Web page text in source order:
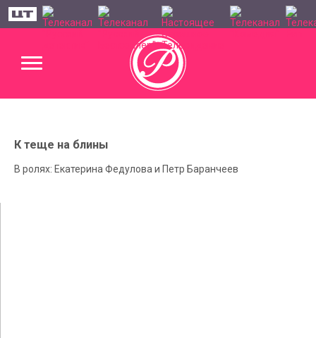
К теще на блины
В ролях: Екатерина Федулова и Петр Баранчеев